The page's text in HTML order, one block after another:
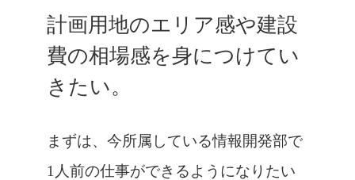
計画用地のエリア感や建設
費の相場感を身につけてい
きたい。
まずは、今所属している情報開発部で
1人前の仕事ができるようになりたい